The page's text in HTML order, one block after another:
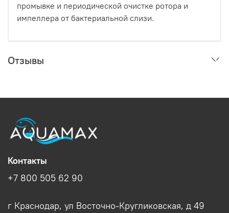
промывке и периодической очистке ротора и
импеллера от бактериальной слизи.
Отзывы
Контакты
+7 800 505 62 90
г Краснодар, ул Восточно-Кругликовская, д 49